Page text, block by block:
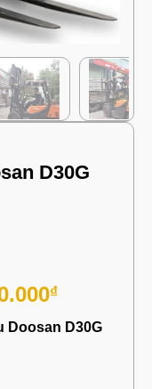
D30G
₫
Doosan D30G